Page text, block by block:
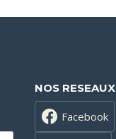
NOS RESEAUX
Facebook